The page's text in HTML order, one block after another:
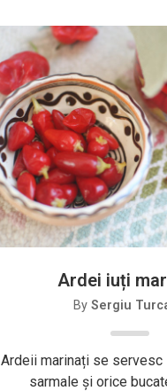
Ardei iuți
By Sergiu
Ardeii marinați se servesc
sarmale și orice